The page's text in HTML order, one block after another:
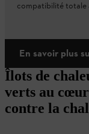
compatibilité totale
En savoir plus
Îlots de
verts au
contre la